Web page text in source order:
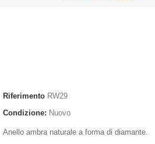
Riferimento RW29
Condizione: Nuovo
Anello ambra naturale a forma di diamante.